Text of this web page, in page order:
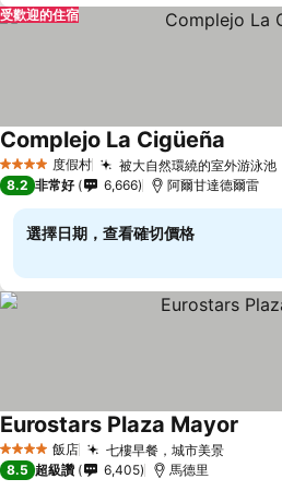
受歡迎的住宿
4 星級 度假村 被大自然環繞的室外游泳池
Complejo La Cigüeña
8.2 非常好 6,666 阿爾甘達德爾雷
選擇日期，查看確切價格
4 星級 飯店 七樓早餐，城市美景
Eurostars Plaza Mayor
8.5 超級讚 6,405 馬德里